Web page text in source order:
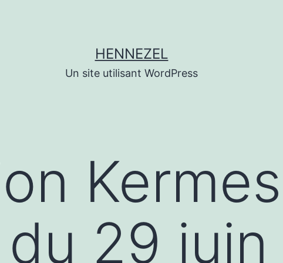
HENNEZEL
Un site utilisant WordPress
29 juin